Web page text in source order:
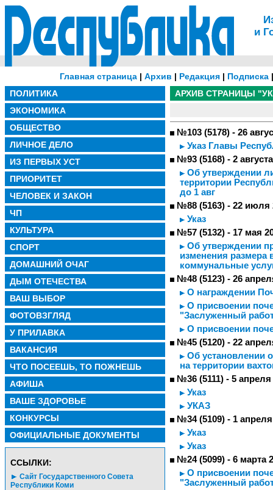
и
Главная страница | Архив | Редакция | Подписка
ПОЛИТИКА
ЭКОНОМИКА
ОБЩЕСТВО
ЛИЧНОЕ ДЕЛО
ИЗ ПЕРВЫХ УСТ
ПРИОРИТЕТ
ЧЕЛОВЕК И ЗАКОН
ЧП
КУЛЬТУРА
СПОРТ
ДОМАШНИЙ ОЧАГ
ДЫМ ОТЕЧЕСТВА
ВАШ ВЫБОР
ФОТОВЗГЛЯД
У ПРИЛАВКА
ВАКАНСИЯ
ЧТО ПОСЕЕШЬ, ТО ПОЖНЕШЬ
АФИША
ВАШЕ ЗДОРОВЬЕ
КОНКУРСЫ
ОФИЦИАЛЬНЫЕ ДОКУМЕНТЫ
CСЫЛКИ:
Сайт Государственного Совета
Республики Коми
АРХИВ СТРАНИЦЫ
№103 (5178) - 26
Указ Главы
№93 (5168) - 2
Об утверждении
территории
до 1 авг
№88 (5163) - 22 июля
Указ
№57 (5132) - 17 мая
Об утверждении
изменения размера
коммунальные
№48 (5123) - 26
О награждении
О присвоении
"Заслуженный
О присвоении
№45 (5120) - 22
Об установлении
на территории
№36 (5111) - 5 апреля
Указ
УКАЗ
№34 (5109) - 1 апреля
Указ
Указ
№24 (5099) - 6 марта
О присвоении
"Заслуженный